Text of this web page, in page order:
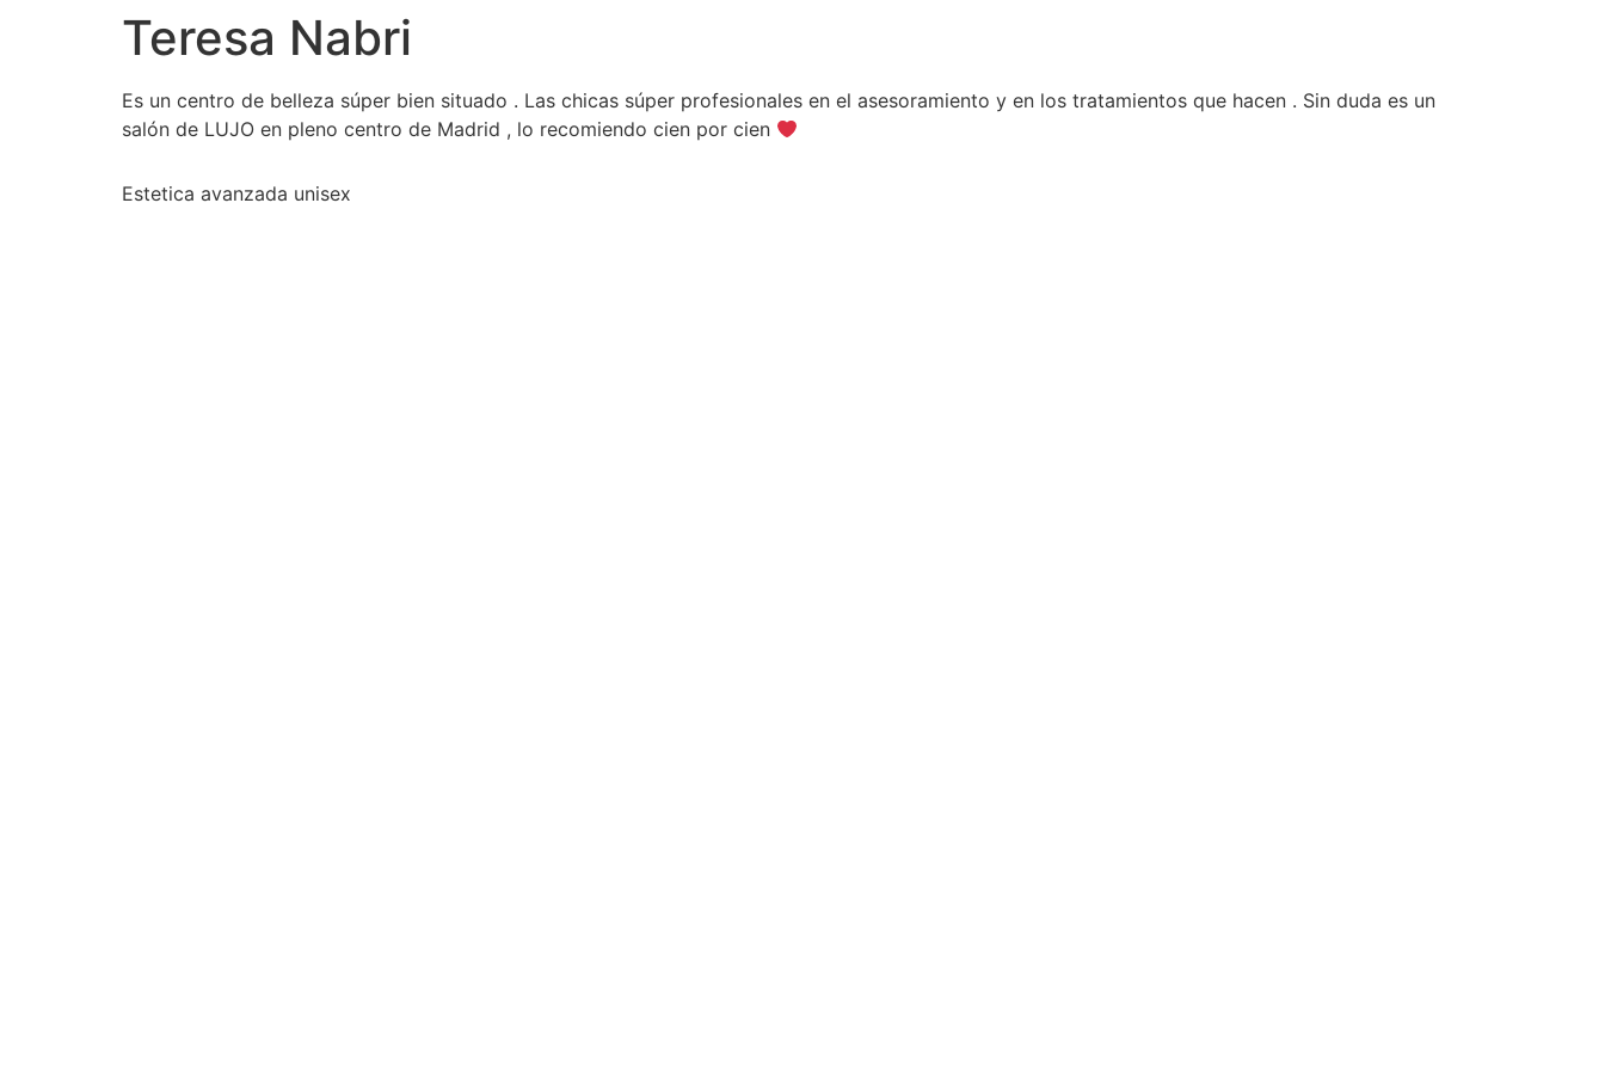
Teresa Nabri
Es un centro de belleza súper bien situado . Las chicas súper profesionales en el asesoramiento y en los tratamientos que hacen . Sin duda es un
salón de LUJO en pleno centro de Madrid , lo recomiendo cien por cien
Estetica avanzada unisex